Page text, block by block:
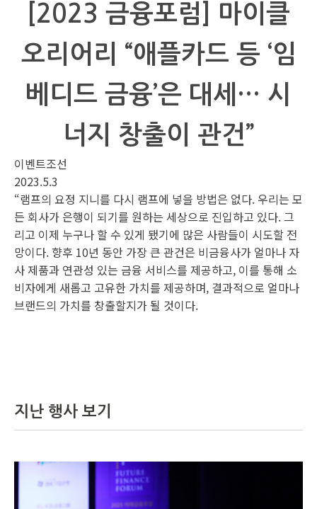
[2023 금융포럼] 마이클
오리어리 “애플카드 등 ‘임
베디드 금융’은 대세… 시
너지 창출이 관건”
이벤트조선
2023.5.3
“램프의 요정 지니를 다시 램프에 넣을 방법은 없다. 우리는 모
든 회사가 은행이 되기를 원하는 세상으로 진입하고 있다. 그
리고 이제 누구나 할 수 있게 됐기에 많은 사람들이 시도할 전
망이다. 향후 10년 동안 가장 큰 관건은 비금융사가 얼마나 자
사 제품과 연관성 있는 금융 서비스를 제공하고, 이를 통해 소
비자에게 새롭고 고유한 가치를 제공하며, 결과적으로 얼마나
브랜드의 가치를 창출할지가 될 것이다.
지난 행사 보기